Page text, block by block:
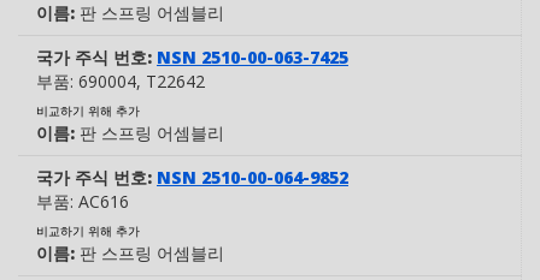
이름: 판 스프링 어셈블리
국가 주식 번호: NSN 2510-00-063-7425
부품: 690004, T22642
비교하기 위해 추가
이름: 판 스프링 어셈블리
국가 주식 번호: NSN 2510-00-064-9852
부품: AC616
비교하기 위해 추가
이름: 판 스프링 어셈블리